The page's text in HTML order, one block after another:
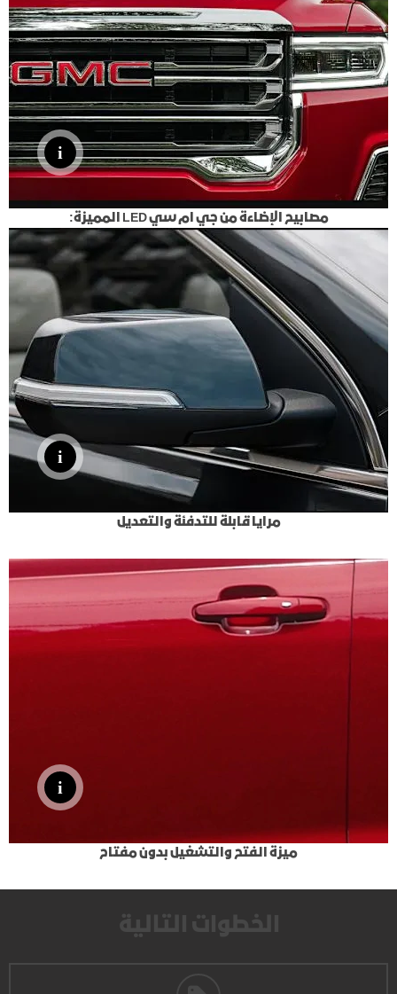
مصابيح الإضاءة من جي ام سي LED المميزة:
مرايا قابلة للتدفئة والتعديل
ميزة الفتح والتشغيل بدون مفتاح
الخطوات التالية